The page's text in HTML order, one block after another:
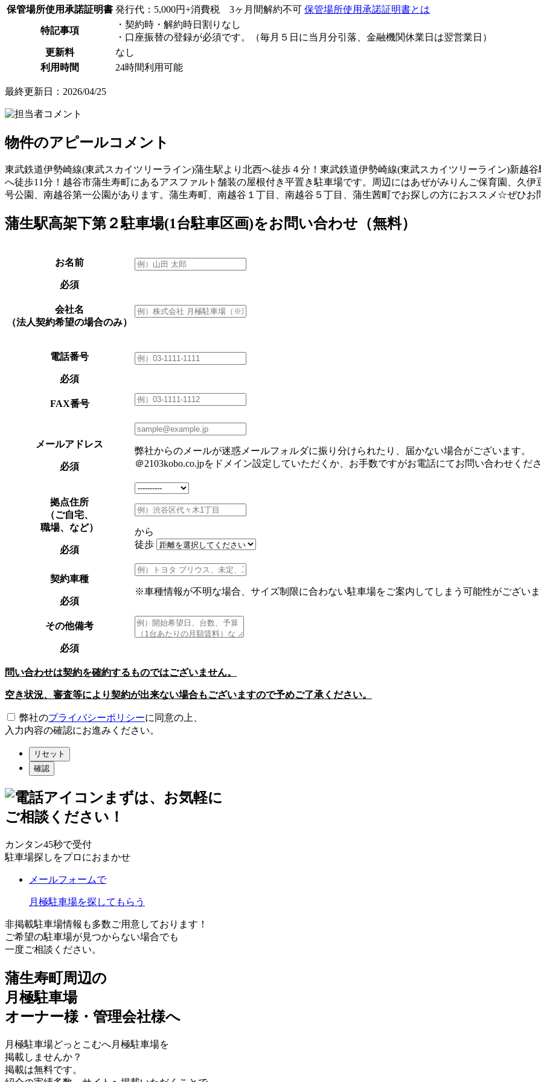
保管場所使用承諾証明書 発行代：5,000円+消費税 3ヶ月間解約不可 保管場所使用承諾証明書とは
特記事項
・契約時・解約時日割りなし
・口座振替の登録が必須です。（毎月５日に当月分引落、金融機関休業日は翌営業日）
更新料
なし
利用時間
24時間利用可能
最終更新日：2026/04/25
物件のアピールコメント
東武鉄道伊勢崎線(東武スカイツリーライン)蒲生駅より北西へ徒歩４分！東武鉄道伊勢崎線(東武スカイツリーライン)新越
へ徒歩11分！越谷市蒲生寿町にあるアスファルト舗装の屋根付き平置き駐車場です。周辺にはあぜがみりんご保育園、久
号公園、南越谷第一公園があります。蒲生寿町、南越谷１丁目、南越谷５丁目、蒲生茜町でお探しの方におススメ☆ぜひお
蒲生駅高架下第２駐車場(1台駐車区画)をお問い合わせ（無料）
お名前
必須
会社名
（法人契約希望の場合のみ）
電話番号
必須
FAX番号
メールアドレス
必須
弊社からのメールが迷惑メールフォルダに振り分けられたり、届かない場合がございます。
＠2103kobo.co.jpをドメイン設定していただくか、お手数ですがお電話にてお問い合わせくだ
拠点住所
（ご自宅、
職場、など）
必須
から
徒歩
契約車種
必須
※車種情報が不明な場合、サイズ制限に合わない駐車場をご案内してしまう可能性がござい
その他備考
必須
問い合わせは契約を確約するものではございません。
空き状況、審査等により契約が出来ない場合もございますので予めご了承ください。
弊社のプライバシーポリシーに同意の上、
入力内容の確認にお進みください。
リセット
確認
まずは、お気軽に
ご相談ください！
カンタン45秒で受付
駐車場探しをプロにおまかせ
メールフォームで
月極駐車場を探してもらう
非掲載駐車場情報も多数ご用意しております！
ご希望の駐車場が見つからない場合でも
一度ご相談ください。
蒲生寿町周辺の
月極駐車場
オーナー様・管理会社様へ
月極駐車場どっとこむへ月極駐車場を
掲載しませんか？
掲載は無料です。